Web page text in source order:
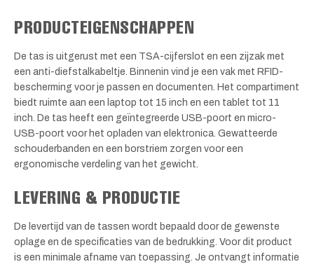
PRODUCTEIGENSCHAPPEN
De tas is uitgerust met een TSA-cijferslot en een zijzak met
een anti-diefstalkabeltje. Binnenin vind je een vak met RFID-
bescherming voor je passen en documenten. Het compartiment
biedt ruimte aan een laptop tot 15 inch en een tablet tot 11
inch. De tas heeft een geïntegreerde USB-poort en micro-
USB-poort voor het opladen van elektronica. Gewatteerde
schouderbanden en een borstriem zorgen voor een
ergonomische verdeling van het gewicht.
LEVERING & PRODUCTIE
De levertijd van de tassen wordt bepaald door de gewenste
oplage en de specificaties van de bedrukking. Voor dit product
is een minimale afname van toepassing. Je ontvangt informatie